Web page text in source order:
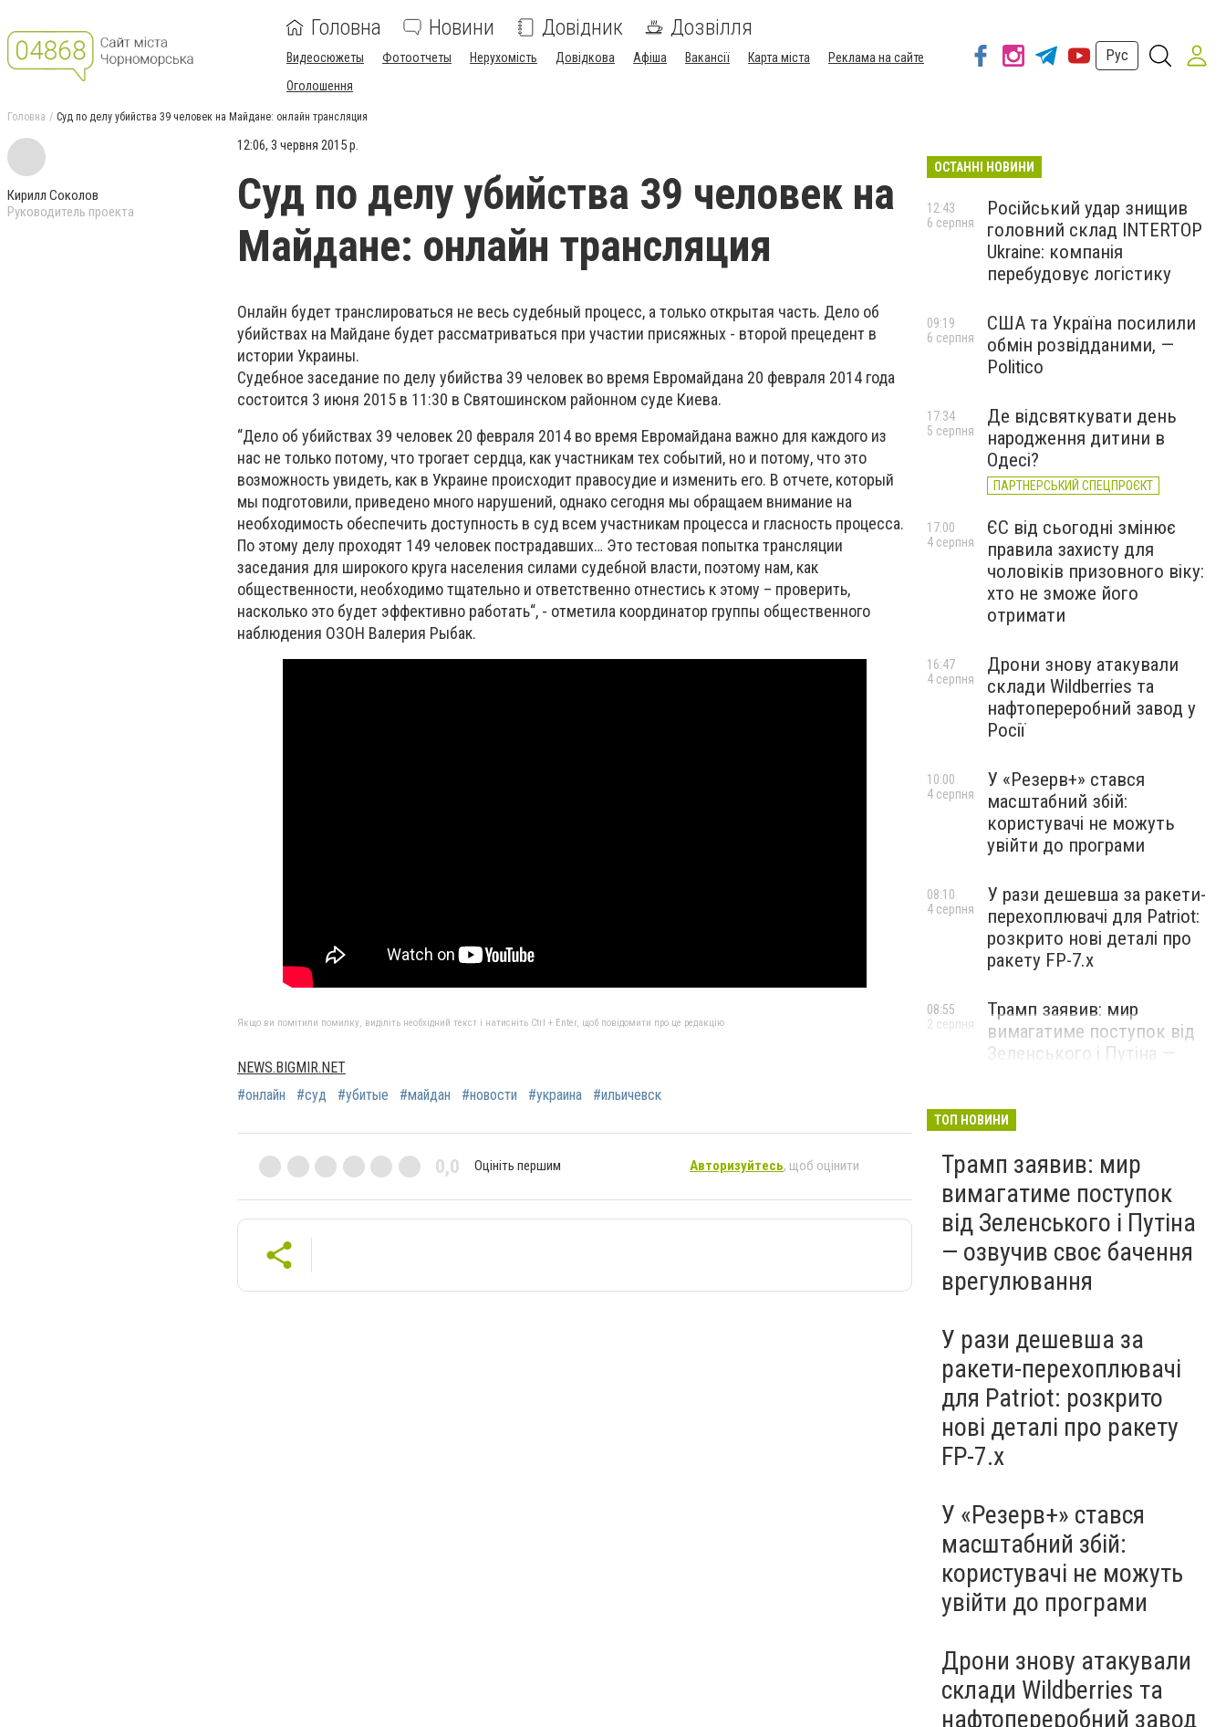
Головна Новини Довідник Дозвілля
Видеосюжеты Фотоотчеты Нерухомість Довідкова Афіша Вакансії Карта міста
Реклама на сайте
Оголошення
Рус
Головна Суд по делу убийства 39 человек на Майдане: онлайн трансляция
Кирилл Соколов
Руководитель проекта
12:06, 3 червня 2015 р.
Суд по делу убийства 39 человек на
Майдане: онлайн трансляция
Онлайн будет транслироваться не весь судебный процесс, а только открытая часть. Дело об
убийствах на Майдане будет рассматриваться при участии присяжных - второй прецедент в
истории Украины.
Судебное заседание по делу убийства 39 человек во время Евромайдана 20 февраля 2014 года
состоится 3 июня 2015 в 11:30 в Святошинском районном суде Киева.
“Дело об убийствах 39 человек 20 февраля 2014 во время Евромайдана важно для каждого из
нас не только потому, что трогает сердца, как участникам тех событий, но и потому, что это
возможность увидеть, как в Украине происходит правосудие и изменить его. В отчете, который
мы подготовили, приведено много нарушений, однако сегодня мы обращаем внимание на
необходимость обеспечить доступность в суд всем участникам процесса и гласность процесса.
По этому делу проходят 149 человек пострадавших… Это тестовая попытка трансляции
заседания для широкого круга населения силами судебной власти, поэтому нам, как
общественности, необходимо тщательно и ответственно отнестись к этому – проверить,
насколько это будет эффективно работать“, - отметила координатор группы общественного
наблюдения ОЗОН Валерия Рыбак.
Якщо ви помітили помилку, виділіть необхідний текст і натисніть Ctrl + Enter, щоб повідомити про це редакцію
NEWS.BIGMIR.NET
#онлайн
#суд #убитые #майдан #новости #украина #ильичевск
0,0 Оцініть першим Авторизуйтесь, щоб оцінити
ОСТАННІ НОВИНИ
Російський удар знищив
головний склад INTERTOP
Ukraine: компанія
перебудовує логістику
12:43
6 серпня
США та Україна посилили
обмін розвідданими, —
Politico
09:19
6 серпня
Де відсвяткувати день
народження дитини в
Одесі?
ПАРТНЕРСЬКИЙ СПЕЦПРОЄКТ
17:34
5 серпня
ЄС від сьогодні змінює
правила захисту для
чоловіків призовного віку:
хто не зможе його
отримати
17:00
4 серпня
Дрони знову атакували
склади Wildberries та
нафтопереробний завод у
Росії
16:47
4 серпня
У «Резерв+» стався
масштабний збій:
користувачі не можуть
увійти до програми
10:00
4 серпня
У рази дешевша за ракети-
перехоплювачі для Patriot:
розкрито нові деталі про
ракету FP-7.x
08:10
4 серпня
Трамп заявив: мир
вимагатиме поступок від
Зеленського і Путіна —
08:55
2 серпня
ТОП НОВИНИ
Трамп заявив: мир
вимагатиме поступок
від Зеленського і Путіна
— озвучив своє бачення
врегулювання
У рази дешевша за
ракети-перехоплювачі
для Patriot: розкрито
нові деталі про ракету
FP-7.x
У «Резерв+» стався
масштабний збій:
користувачі не можуть
увійти до програми
Дрони знову атакували
склади Wildberries та
нафтопереробний завод